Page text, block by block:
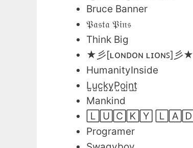
Bruce Banner
𝔓𝔞𝔰𝔱𝔞 𝔓𝔦𝔫𝔰
Think Big
★彡[ʟᴏɴᴅᴏɴ ʟɪᴏɴꜱ]彡★
HumanityInside
L̺u̺c̺k̺y̺P̺o̺i̺n̺t̺
Mankind
🄻🅄🄲🄺🅈 🄻🄰🄳
Programer